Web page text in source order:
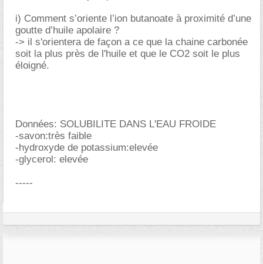
i) Comment s’oriente l’ion butanoate à proximité d’une
goutte d’huile apolaire ?
-> il s'orientera de façon a ce que la chaine carbonée
soit la plus près de l'huile et que le CO2 soit le plus
éloigné.
Données: SOLUBILITE DANS L'EAU FROIDE
-savon:très faible
-hydroxyde de potassium:elevée
-glycerol: elevée
-----